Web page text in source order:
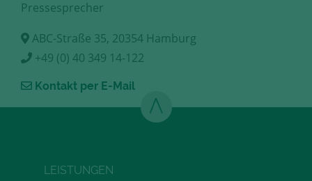
Pressesprecher
ABC-Straße 35, 20354 Hamburg
+49 (0) 40 349 14-122
Kontakt per E-Mail
LEISTUNGEN